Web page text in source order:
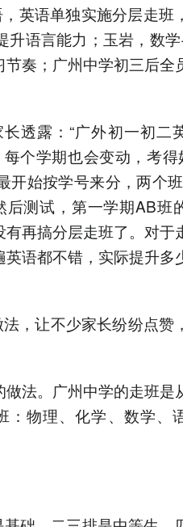
英语单独实施分层走班
升语言能力；玉岩，数
奏；广州中学初三后全
透露：“广外初一初二
个学期也会变动，考得
开始按学号来分，两个
测试，第一学期AB班
再搞分层走班了。对于
语都不错，实际提升多
，让不少家长纷纷点赞
法。广州中学的走班是
：物理、化学、数学、